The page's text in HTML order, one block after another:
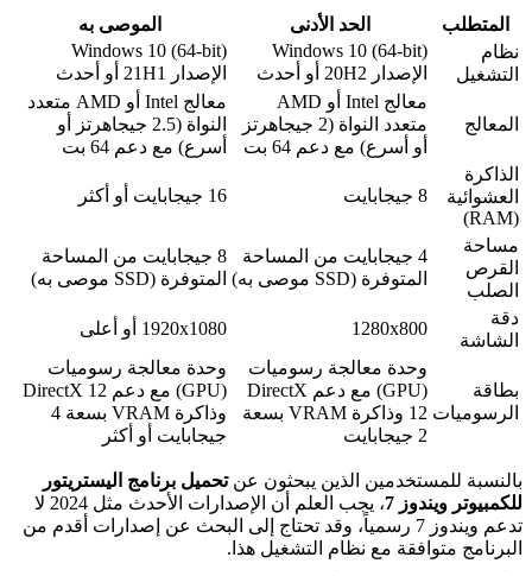
المتطلب الحد الأدنى
الموصى به
نظام
التشغيل
Windows 10 (64-bit)
الإصدار 20H2 أو أحدث
Windows 10 (64-bit)
الإصدار 21H1 أو أحدث
المعالج
معالج Intel أو AMD
متعدد النواة (2 جيجاهرتز
أو أسرع) مع دعم 64 بت
معالج Intel أو AMD متعدد
النواة (2.5 جيجاهرتز أو
أسرع) مع دعم 64 بت
الذاكرة
العشوائية
(RAM)
8 جيجابايت 16 جيجابايت أو أكثر
مساحة
القرص
الصلب
4 جيجابايت من المساحة
المتوفرة (SSD موصى به)
8 جيجابايت من المساحة
المتوفرة (SSD موصى به)
دقة
الشاشة
1280x800 1920x1080 أو أعلى
بطاقة
الرسوميات
وحدة معالجة رسوميات
(GPU) مع دعم DirectX
12 وذاكرة VRAM بسعة
2 جيجابايت
وحدة معالجة رسوميات
(GPU) مع دعم DirectX 12
وذاكرة VRAM بسعة 4
جيجابايت أو أكثر
بالنسبة للمستخدمين الذين يبحثون عنتحميل برنامج اليستريتور
للكمبيوتر ويندوز 7
، يجب العلم أن الإصدارات الأحدث مثل 2024 لا
تدعم ويندوز 7 رسمياً، وقد تحتاج إلى البحث عن إصدارات أقدم من
البرنامج متوافقة مع نظام التشغيل هذا.